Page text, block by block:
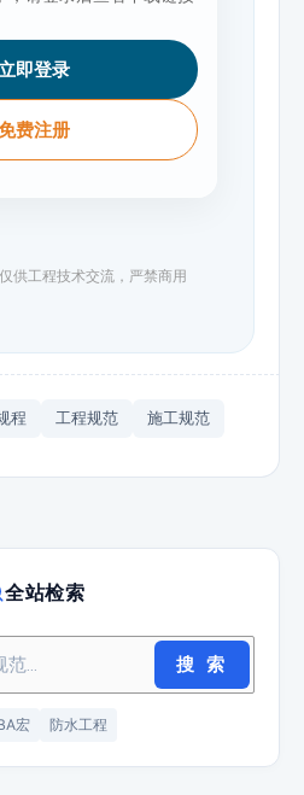
即登录
费注册
供工程技术交流，严禁商用
程 工程规范 施工规范
全站检索
搜 索
宏 防水工程